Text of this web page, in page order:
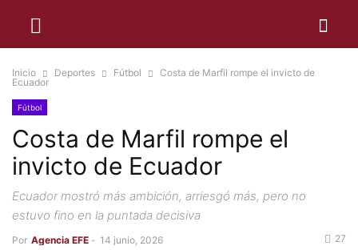
Inicio Deportes Fútbol
Costa de Marfil rompe el invicto de
Ecuador
Fútbol
Costa de Marfil rompe el
invicto de Ecuador
Ecuador mostró más ambición, arriesgó más, pero no
estuvo fino en la puntada decisiva
Por Agencia EFE - 14 junio, 2026 27